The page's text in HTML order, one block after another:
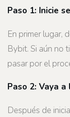
Paso 1: Inicie
En primer lugar,
Bybit. Si aún no
pasar por el
Paso 2: Vaya a
Después de